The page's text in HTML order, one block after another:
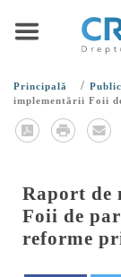
Principală /
implementării Foii
Raport de
Foii de
reforme